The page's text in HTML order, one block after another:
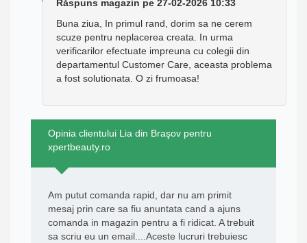
Răspuns magazin pe 27-02-2026 10:33
Buna ziua, In primul rand, dorim sa ne cerem
scuze pentru neplacerea creata. In urma
verificarilor efectuate impreuna cu colegii din
departamentul Customer Care, aceasta problema
a fost solutionata. O zi frumoasa!
Opinia clientului Lia din Braşov pentru
xpertbeauty.ro
Am putut comanda rapid, dar nu am primit
mesaj prin care sa fiu anuntata cand a ajuns
comanda in magazin pentru a fi ridicat. A trebuit
sa scriu eu un email....Aceste lucruri trebuiesc